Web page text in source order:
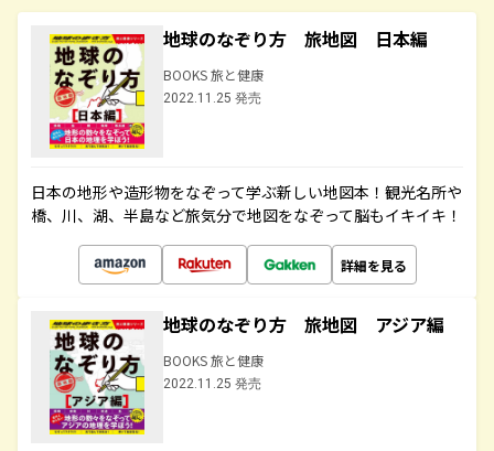
地球のなぞり方 旅地図 日本編
BOOKS 旅と健康
2022.11.25 発売
日本の地形や造形物をなぞって学ぶ新しい地図本！観光名所や
橋、川、湖、半島など旅気分で地図をなぞって脳もイキイキ！
詳細を見る
地球のなぞり方 旅地図 アジア編
BOOKS 旅と健康
2022.11.25 発売